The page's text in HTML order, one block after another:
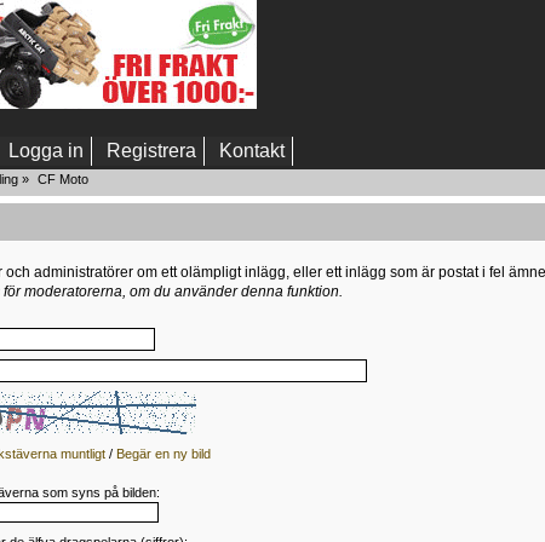
Logga in Registrera Kontakt
» CF Moto
administratörer om ett olämpligt inlägg, eller ett inlägg som är postat i fel
moderatorerna, om du använder denna funktion.
muntligt /Begär en ny bild
som syns på bilden: